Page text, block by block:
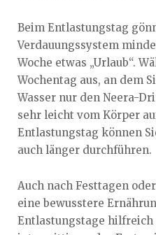
Beim Entlastungstag
Verdauungssystem
Woche etwas „Urlaub“.
Wochentag aus, an dem
Wasser nur den Neera-
sehr leicht vom Körper
Entlastungstag können
auch länger durchführen.
Auch nach Festtagen
eine bewusstere
Entlastungstage hilfreich